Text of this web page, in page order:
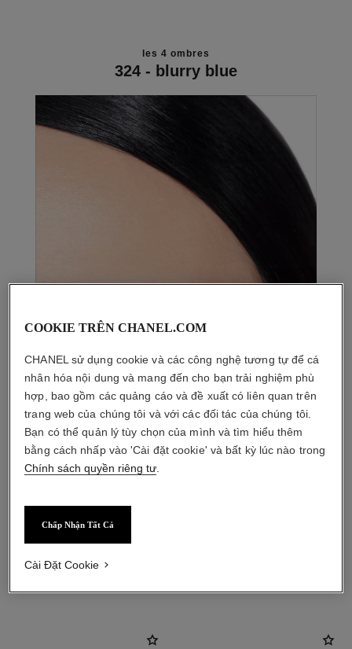
les 4 ombres
324 - blurry blue
COOKIE TRÊN CHANEL.COM
CHANEL sử dụng cookie và các công nghệ tương tự để cá
nhân hóa nội dung và mang đến cho bạn trải nghiệm phù
hợp, bao gồm các quảng cáo và đề xuất có liên quan trên
trang web của chúng tôi và với các đối tác của chúng tôi.
Bạn có thể quản lý tùy chọn của mình và tìm hiểu thêm
bằng cách nhấp vào 'Cài đặt cookie' và bất kỳ lúc nào trong
Chính sách quyền riêng tư
Chấp Nhận Tất Cả
Cài Đặt Cookie